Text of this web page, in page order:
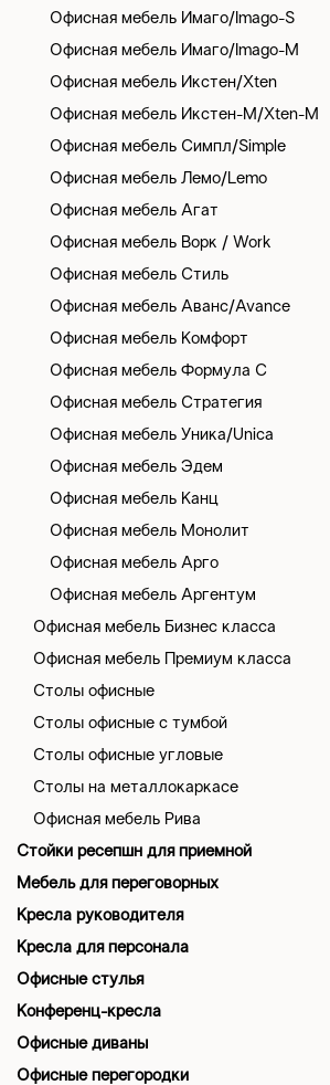
Офисная мебель Имаго/Imago-S
Офисная мебель Имаго/Imago-M
Офисная мебель Икстен/Xten
Офисная мебель Икстен-М/Xten-M
Офисная мебель Симпл/Simple
Офисная мебель Лемо/Lemo
Офисная мебель Агат
Офисная мебель Ворк / Work
Офисная мебель Стиль
Офисная мебель Аванс/Avance
Офисная мебель Комфорт
Офисная мебель Формула С
Офисная мебель Стратегия
Офисная мебель Уника/Unica
Офисная мебель Эдем
Офисная мебель Канц
Офисная мебель Монолит
Офисная мебель Арго
Офисная мебель Аргентум
Офисная мебель Бизнес класса
Офисная мебель Премиум класса
Столы офисные
Столы офисные с тумбой
Столы офисные угловые
Столы на металлокаркасе
Офисная мебель Рива
Стойки ресепшн для приемной
Мебель для переговорных
Кресла руководителя
Кресла для персонала
Офисные стулья
Конференц-кресла
Офисные диваны
Офисные перегородки